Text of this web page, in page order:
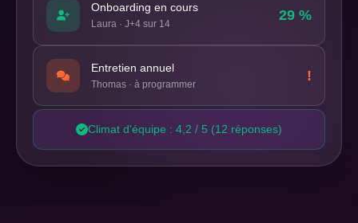
Onboarding en cours
Laura · J+4 sur 14
29 %
Entretien annuel
Thomas · à programmer
!
Climat d'équipe : 4,2 / 5 (12 réponses)